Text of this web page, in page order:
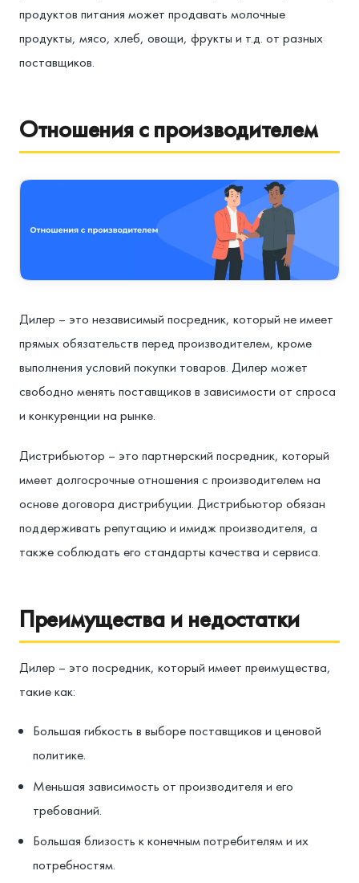
продуктов питания может продавать молочные
продукты, мясо, хлеб, овощи, фрукты и т.д. от разных
поставщиков.
Отношения с производителем
Дилер – это независимый посредник, который не имеет
прямых обязательств перед производителем, кроме
выполнения условий покупки товаров. Дилер может
свободно менять поставщиков в зависимости от спроса
и конкуренции на рынке.
Дистрибьютор – это партнерский посредник, который
имеет долгосрочные отношения с производителем на
основе договора дистрибуции. Дистрибьютор обязан
поддерживать репутацию и имидж производителя, а
также соблюдать его стандарты качества и сервиса.
Преимущества и недостатки
Дилер – это посредник, который имеет преимущества,
такие как:
Большая гибкость в выборе поставщиков и ценовой
политике.
Меньшая зависимость от производителя и его
требований.
Большая близость к конечным потребителям и их
потребностям.